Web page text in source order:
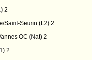
2
Saint-Seurin (L2) 2
OC (Nat) 2
2